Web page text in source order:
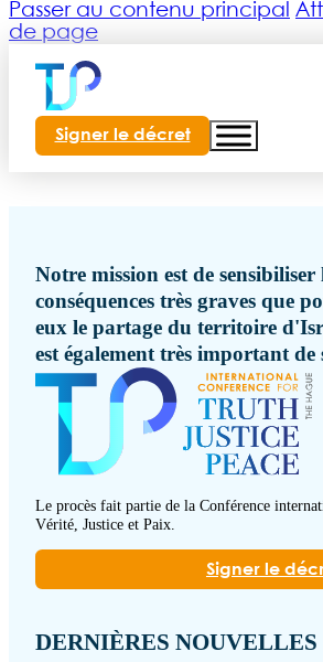
Passer au contenu principal
de page
Signer le décret
Notre mission est de sensibiliser
conséquences très graves que
eux le partage du territoire
est également très important de
Le procès fait partie de la Conférence
Vérité, Justice et Paix.
Signer le
DERNIÈRES NOUVELLES